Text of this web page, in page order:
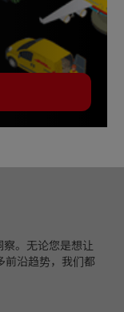
察。无论您是想让
前沿趋势，我们都